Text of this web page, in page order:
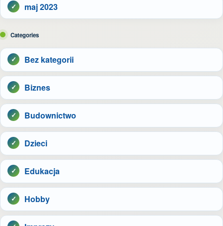
maj 2023
Categories
Bez kategorii
Biznes
Budownictwo
Dzieci
Edukacja
Hobby